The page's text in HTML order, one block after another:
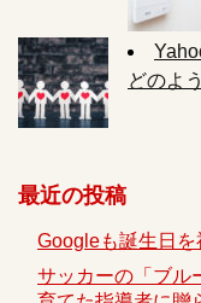
どのよ
最近の投稿
Googleも誕生日
サッカーの「ブル